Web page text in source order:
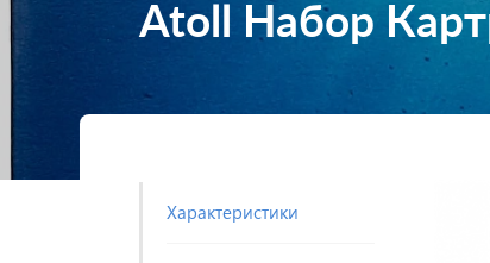
Atoll Набор
Характеристики